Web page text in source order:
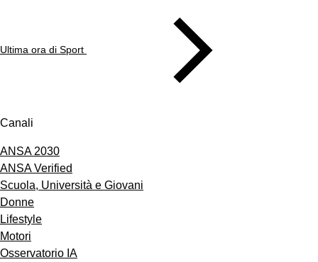
Ultima ora di Sport
Canali
ANSA 2030
ANSA Verified
Scuola, Università e Giovani
Donne
Lifestyle
Motori
Osservatorio IA